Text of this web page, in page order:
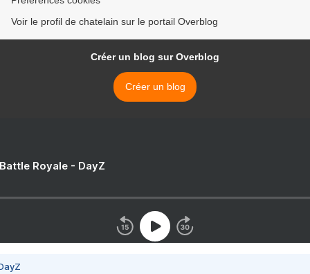
Voir le profil de chatelain sur le portail Overblog
Créer un blog sur Overblog
Créer un blog
Royale - DayZ